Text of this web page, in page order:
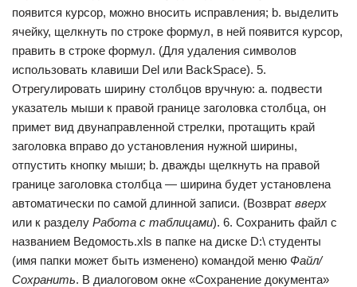
появится курсор, можно вносить исправления; b. выделить
ячейку, щелкнуть по строке формул, в ней появится курсор,
править в строке формул. (Для удаления символов
использовать клавиши Del или BackSpасе). 5.
Отрегулировать ширину столбцов вручную: a. подвести
указатель мыши к правой границе заголовка столбца, он
примет вид двунаправленной стрелки, протащить край
заголовка вправо до установления нужной ширины,
отпустить кнопку мыши; b. дважды щелкнуть на правой
границе заголовка столбца — ширина будет установлена
автоматически по самой длинной записи. (Возврат вверх
или к разделу Работа с таблицами). 6. Сохранить файл с
названием Ведомость.xls в папке на диске D:\ студенты
(имя папки может быть изменено) командой меню Файл/
Сохранить. В диалоговом окне «Сохранение документа»